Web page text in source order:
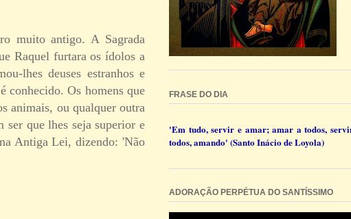
muito antigo. A Sagrada
Raquel furtara os ídolos a
lhes deuses estranhos e
conhecido. Os homens que
animais, ou qualquer outra
ser que lhes seja superior e
Antiga Lei, dizendo: 'Não
FRASE DO DIA
'Em tudo, servir e amar; amar a todos,
todos, amando' (Santo Inácio de Loyola)
ADORAÇÃO PERPÉTUA DO SANTÍSSIMO